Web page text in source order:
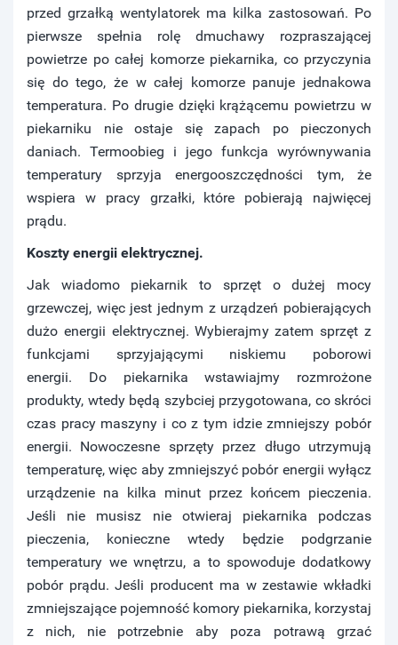
przed grzałką wentylatorek ma kilka zastosowań. Po
pierwsze spełnia rolę dmuchawy rozpraszającej
powietrze po całej komorze piekarnika, co przyczynia
się do tego, że w całej komorze panuje jednakowa
temperatura. Po drugie dzięki krążącemu powietrzu w
piekarniku nie ostaje się zapach po pieczonych
daniach. Termoobieg i jego funkcja wyrównywania
temperatury sprzyja energooszczędności tym, że
wspiera w pracy grzałki, które pobierają najwięcej
prądu.
Koszty energii elektrycznej.
Jak wiadomo piekarnik to sprzęt o dużej mocy
grzewczej, więc jest jednym z urządzeń pobierających
dużo energii elektrycznej. Wybierajmy zatem sprzęt z
funkcjami sprzyjającymi niskiemu poborowi
energii. Do piekarnika wstawiajmy rozmrożone
produkty, wtedy będą szybciej przygotowana, co skróci
czas pracy maszyny i co z tym idzie zmniejszy pobór
energii. Nowoczesne sprzęty przez długo utrzymują
temperaturę, więc aby zmniejszyć pobór energii wyłącz
urządzenie na kilka minut przez końcem pieczenia.
Jeśli nie musisz nie otwieraj piekarnika podczas
pieczenia, konieczne wtedy będzie podgrzanie
temperatury we wnętrzu, a to spowoduje dodatkowy
pobór prądu. Jeśli producent ma w zestawie wkładki
zmniejszające pojemność komory piekarnika, korzystaj
z nich, nie potrzebnie aby poza potrawą grzać